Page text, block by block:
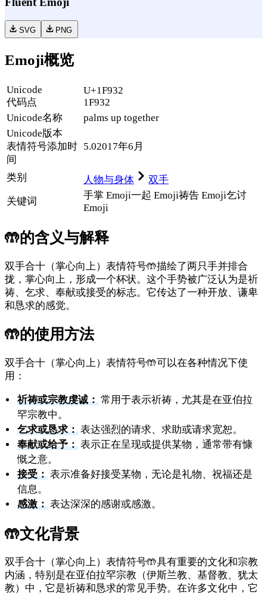
SVG PNG
Emoji概览
Unicode
代码点
U+1F932
1F932
Unicode名称
palms up together
Unicode版本
表情符号添加时
间
5.02017年6月
类别 人物与身体
双手
关键词
手掌 Emoji一起 Emoji祷告 Emoji乞讨
Emoji
🤲的含义与解释
双手合十（掌心向上）表情符号🤲描绘了两只手并排合
拢，掌心向上，形成一个杯状。这个手势被广泛认为是祈
祷、乞求、奉献或接受的标志。它传达了一种开放、谦卑
和恳求的感觉。
🤲的使用方法
双手合十（掌心向上）表情符号🤲可以在各种情况下使
用：
祈祷或宗教虔诚： 常用于表示祈祷，尤其是在亚伯拉
罕宗教中。
乞求或恳求： 表达强烈的请求、求助或请求宽恕。
奉献或给予： 表示正在呈现或提供某物，通常带有慷
慨之意。
接受： 表示准备好接受某物，无论是礼物、祝福还是
信息。
感激： 表达深深的感谢或感激。
🤲文化背景
双手合十（掌心向上）表情符号🤲具有重要的文化和宗教
内涵，特别是在亚伯拉罕宗教（伊斯兰教、基督教、犹太
教）中，它是祈祷和恳求的常见手势。在许多文化中，它